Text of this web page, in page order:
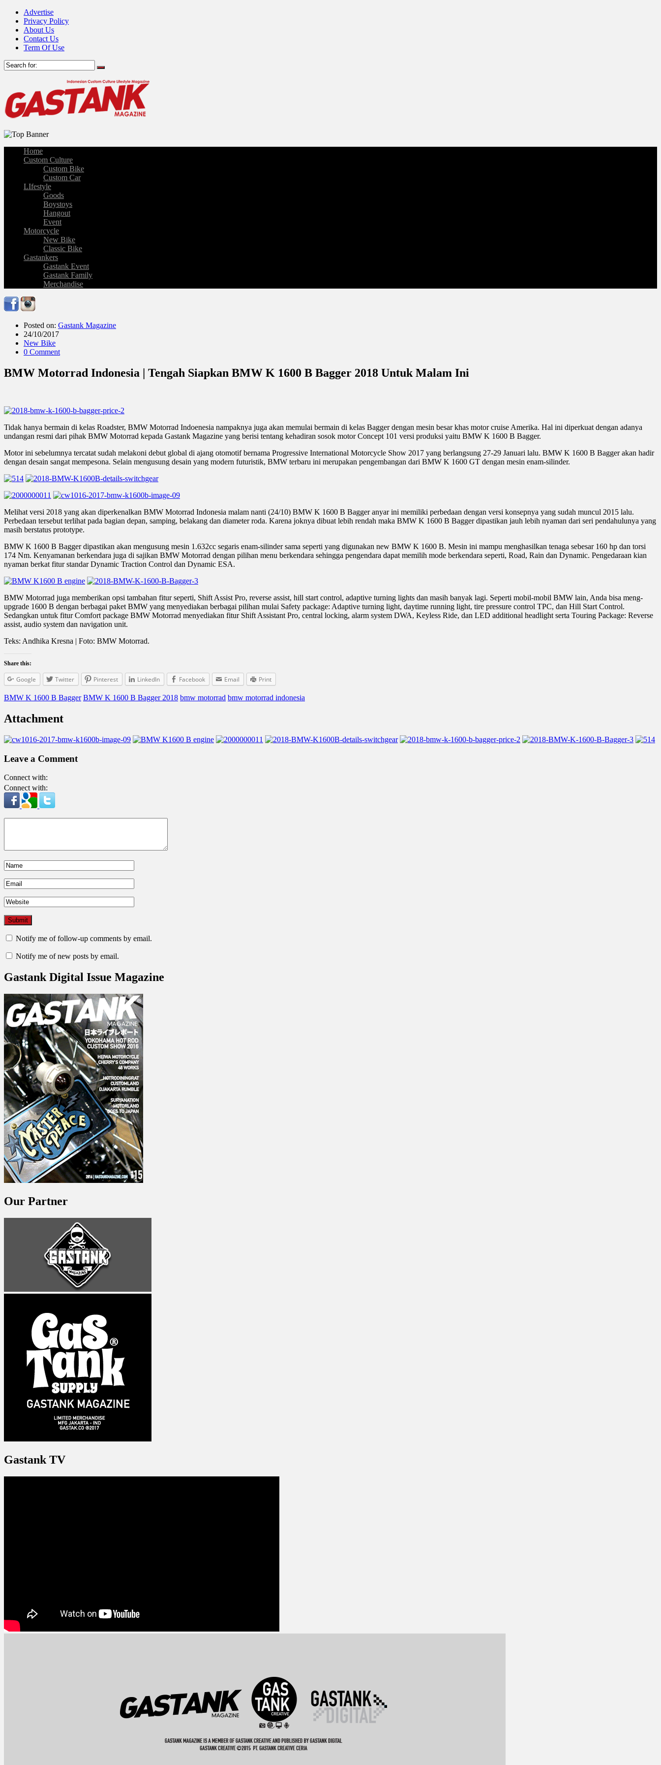
Advertise
Privacy Policy
About Us
Contact Us
Term Of Use
Home
Custom Culture
Custom Bike
Custom Car
LIfestyle
Goods
Boystoys
Hangout
Event
Motorcycle
New Bike
Classic Bike
Gastankers
Gastank Event
Gastank Family
Merchandise
Posted on: Gastank Magazine
24/10/2017
New Bike
0 Comment
BMW Motorrad Indonesia | Tengah Siapkan BMW K 1600 B Bagger 2018 Untuk Malam Ini
Tidak hanya bermain di kelas Roadster, BMW Motorrad Indoenesia nampaknya juga akan memulai bermain di kelas Bagger dengan mesin besar khas motor cruise Amerika. Hal ini diperkuat dengan adanya
undangan resmi dari pihak BMW Motorrad kepada Gastank Magazine yang berisi tentang kehadiran sosok motor Concept 101 versi produksi yaitu BMW K 1600 B Bagger.
Motor ini sebelumnya tercatat sudah melakoni debut global di ajang otomotif bernama Progressive International Motorcycle Show 2017 yang berlangsung 27-29 Januari lalu. BMW K 1600 B Bagger akan hadir
dengan desain sangat mempesona. Selain mengusung desain yang modern futuristik, BMW terbaru ini merupakan pengembangan dari BMW K 1600 GT dengan mesin enam-silinder.
Melihat versi 2018 yang akan diperkenalkan BMW Motorrad Indonesia malam nanti (24/10) BMW K 1600 B Bagger anyar ini memiliki perbedaan dengan versi konsepnya yang sudah muncul 2015 lalu.
Perbedaan tersebut terlihat pada bagian depan, samping, belakang dan diameter roda. Karena joknya dibuat lebih rendah maka BMW K 1600 B Bagger dipastikan jauh lebih nyaman dari seri pendahulunya yang
masih berstatus prototype.
BMW K 1600 B Bagger dipastikan akan mengusung mesin 1.632cc segaris enam-silinder sama seperti yang digunakan new BMW K 1600 B. Mesin ini mampu menghasilkan tenaga sebesar 160 hp dan torsi
174 Nm. Kenyamanan berkendara juga di sajikan BMW Motorrad dengan pilihan menu berkendara sehingga pengendara dapat memilih mode berkendara seperti, Road, Rain dan Dynamic. Pengedaraan kian
nyaman berkat fitur standar Dynamic Traction Control dan Dynamic ESA.
BMW Motorrad juga memberikan opsi tambahan fitur seperti, Shift Assist Pro, reverse assist, hill start control, adaptive turning lights dan masih banyak lagi. Seperti mobil-mobil BMW lain, Anda bisa meng-
upgrade 1600 B dengan berbagai paket BMW yang menyediakan berbagai pilihan mulai Safety package: Adaptive turning light, daytime running light, tire pressure control TPC, dan Hill Start Control.
Sedangkan untuk fitur Comfort package BMW Motorrad menyediakan fitur Shift Assistant Pro, central locking, alarm system DWA, Keyless Ride, dan LED additional headlight serta Touring Package: Reverse
assist, audio system dan navigation unit.
Teks: Andhika Kresna | Foto: BMW Motorrad.
Share this:
Google Twitter Pinterest LinkedIn Facebook Email Print
BMW K 1600 B Bagger BMW K 1600 B Bagger 2018 bmw motorrad bmw motorrad indonesia
Attachment
Leave a Comment
Connect with:
Connect with:
Notify me of follow-up comments by email.
Notify me of new posts by email.
Gastank Digital Issue Magazine
Our Partner
Gastank TV